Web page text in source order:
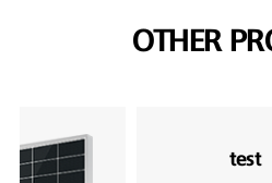
OTHER
test